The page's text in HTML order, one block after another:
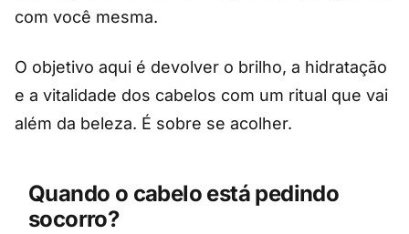
com você mesma.
O objetivo aqui é devolver o brilho, a hidratação
e a vitalidade dos cabelos com um ritual que vai
além da beleza. É sobre se acolher.
Quando o cabelo está pedindo
socorro?